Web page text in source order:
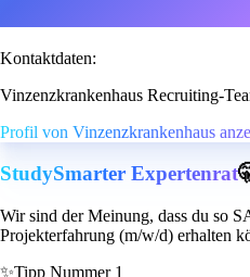
Kontaktdaten:
Vinzenzkrankenhaus Recruiting-
Profil von Vinzenzkrankenhaus
StudySmarter Expertenrat
Wir sind der Meinung, dass du so
Projekterfahrung (m/w/d) erhalten
✨Tipp Nummer 1